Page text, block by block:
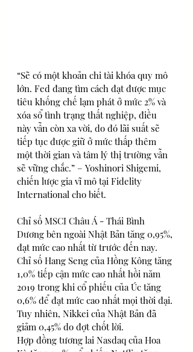
“Sẽ có một khoản chi tài khóa quy mô
lớn. Fed đang tìm cách đạt được mục
tiêu khống chế lạm phát ở mức 2% và
xóa sổ tình trạng thất nghiệp, điều
này vẫn còn xa vời, do đó lãi suất sẽ
tiếp tục được giữ ở mức thấp thêm
một thời gian và tâm lý thị trường vẫn
sẽ vững chắc.” – Yoshinori Shigemi,
chiến lược gia vĩ mô tại Fidelity
International cho biết.
Chỉ số MSCI Châu Á - Thái Bình
Dương bên ngoài Nhật Bản tăng 0,95%,
đạt mức cao nhất từ trước đến nay.
Chỉ số Hang Seng của Hồng Kông tăng
1,0% tiếp cận mức cao nhất hồi năm
2019 trong khi cổ phiếu của Úc tăng
0,6% để đạt mức cao nhất mọi thời đại.
Tuy nhiên, Nikkei của Nhật Bản đã
giảm 0,45% do đợt chốt lời.
Hợp đồng tương lai Nasdaq của Hoa